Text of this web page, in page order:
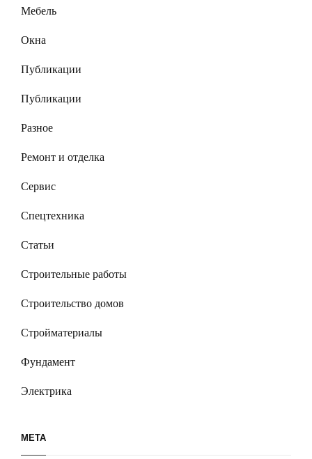
Мебель
Окна
Публикации
Публикации
Разное
Ремонт и отделка
Сервис
Спецтехника
Статьи
Строительные работы
Строительство домов
Стройматериалы
Фундамент
Электрика
МЕТА